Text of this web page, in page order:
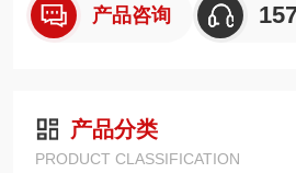
产品咨询
产品分类
PRODUCT CLASSIFICATION